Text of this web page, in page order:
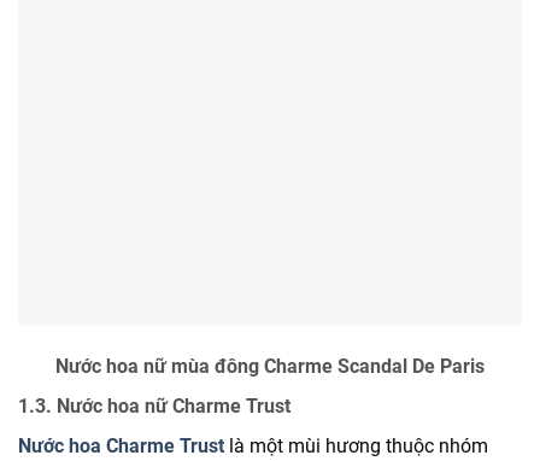
Nước hoa nữ mùa đông Charme Scandal De Paris
1.3. Nước hoa nữ Charme Trust
Nước hoa Charme Trust là một mùi hương thuộc nhóm